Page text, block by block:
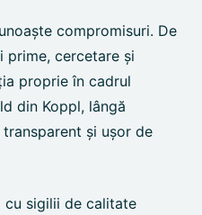
compromisuri. De
prime, cercetare și
proprie în cadrul
din Koppl, lângă
și ușor de
cu sigilii de calitate